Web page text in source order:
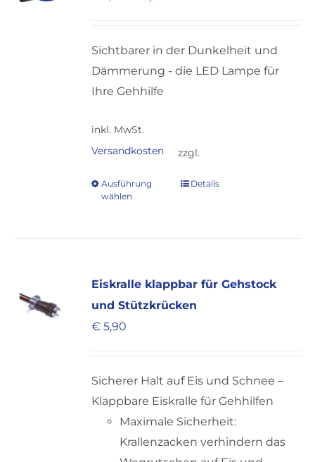
€ 12,00€ 9,90.
Sichtbarer in der Dunkelheit und
Dämmerung - die LED Lampe für
Ihre Gehhilfe
inkl. MwSt.
zzgl.
Versandkosten
Ausführung
wählen
Dieses
auf.
Die
Details
Eiskralle klappbar für Gehstock
und Stützkrücken
€ 5,90
Sicherer Halt auf Eis und Schnee –
Klappbare Eiskralle für Gehhilfen
Maximale Sicherheit:
Krallenzacken verhindern das